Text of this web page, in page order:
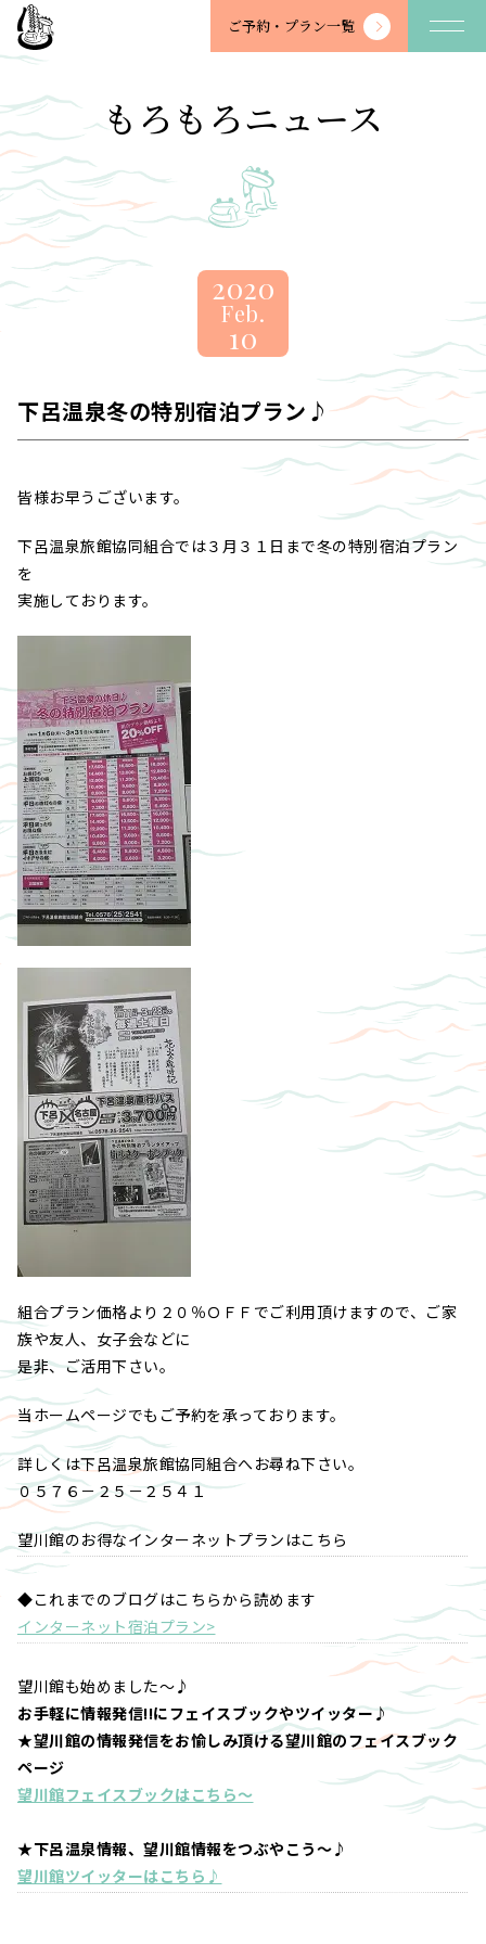
望
川
-
BOSENKAN
ご予約・ プラン一覧
もろもろニュース
2020
Feb.
10
下呂温泉冬の特別宿泊プラン♪
皆様お早うございます。
下呂温泉旅館協同組合では３月３１日まで冬の特別宿泊プラン
を
実施しております。
組合プラン価格より２０％ＯＦＦでご利用頂けますので、ご家
族や友人、女子会などに
是非、ご活用下さい。
当ホームページでもご予約を承っております。
詳しくは下呂温泉旅館協同組合へお尋ね下さい。
０５７６－２５－２５４１
望川館のお得なインターネットプランはこちら
◆これまでのブログはこちらから読めます
インターネット宿泊プラン>
望川館も始めました～♪
お手軽に情報発信!!にフェイスブックやツイッター♪
★望川館の情報発信をお愉しみ頂ける望川館のフェイスブック
ページ
望川館フェイスブックはこちら～
★下呂温泉情報、望川館情報をつぶやこう～♪
望川館ツイッターはこちら♪